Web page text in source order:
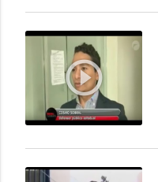
play_circle_outline